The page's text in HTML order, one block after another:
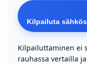
Kilpailuta
Kilpailuttaminen ei
rauhassa vertailla